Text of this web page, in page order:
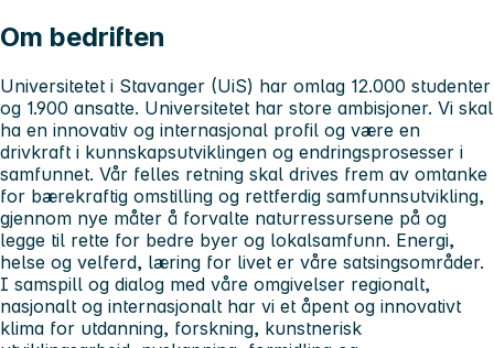
Om bedriften
Universitetet i Stavanger (UiS) har omlag 12.000 studenter
og 1.900 ansatte. Universitetet har store ambisjoner. Vi skal
ha en innovativ og internasjonal profil og være en
drivkraft i kunnskapsutviklingen og endringsprosesser i
samfunnet. Vår felles retning skal drives frem av omtanke
for bærekraftig omstilling og rettferdig samfunnsutvikling,
gjennom nye måter å forvalte naturressursene på og
legge til rette for bedre byer og lokalsamfunn. Energi,
helse og velferd, læring for livet er våre satsingsområder.
I samspill og dialog med våre omgivelser regionalt,
nasjonalt og internasjonalt har vi et åpent og innovativt
klima for utdanning, forskning, kunstnerisk